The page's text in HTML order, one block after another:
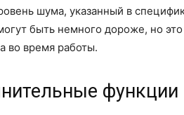
шума, указанный в
быть немного дороже, но
во время работы.
функции